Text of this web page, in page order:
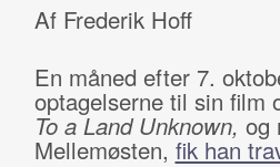
Af Frederik Hoff
En måned efter 7.
optagelserne til sin film
To a Land Unknown, og
Mellemøsten, fik han